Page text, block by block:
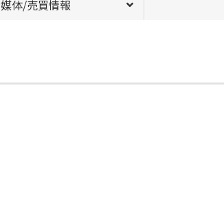
媒体/売買情報